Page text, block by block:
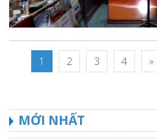
1 2 3 4 »
MỚI NHẤT